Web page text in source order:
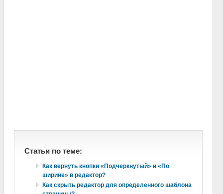
Статьи по теме:
Как вернуть кнопки «Подчеркнутый» и «По
ширине» в редактор?
Как скрыть редактор для определенного шаблона